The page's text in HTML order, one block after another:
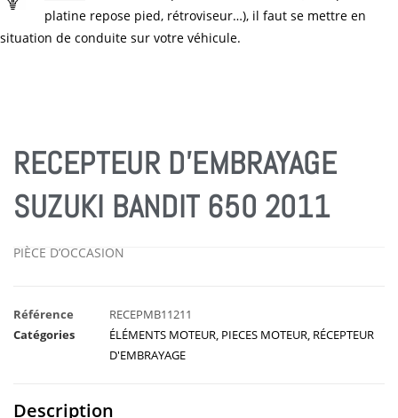
platine repose pied, rétroviseur…), il faut se mettre en
situation de conduite sur votre véhicule.
RECEPTEUR D’EMBRAYAGE
SUZUKI BANDIT 650 2011
PIÈCE D’OCCASION
Référence
RECEPMB11211
Catégories
ÉLÉMENTS MOTEUR PIECES MOTEUR RÉCEPTEUR
D'EMBRAYAGE
Description